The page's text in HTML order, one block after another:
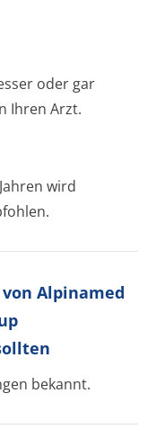
oder gar
Ihren Arzt.
wird
Alpinamed
bekannt.